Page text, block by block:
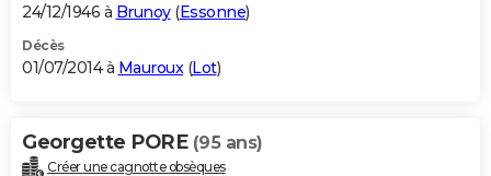
24/12/1946 à Brunoy(Essonne)
Décès
01/07/2014 à Mauroux (Lot)
Georgette PORE (95 ans)
Créer une cagnotte obsèques